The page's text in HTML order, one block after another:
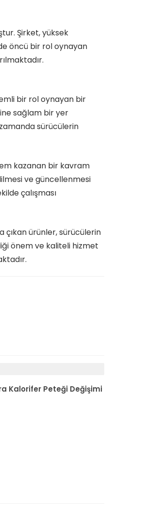
Şirket, yüksek
öncü bir rol oynayan
bir rol oynayan bir
sağlam bir yer
sürücülerin
kazanan bir kavram
ve güncellenmesi
çalışması
ürünler, sürücülerin
önem ve kaliteli hizmet
Kalorifer Peteği Değişimi